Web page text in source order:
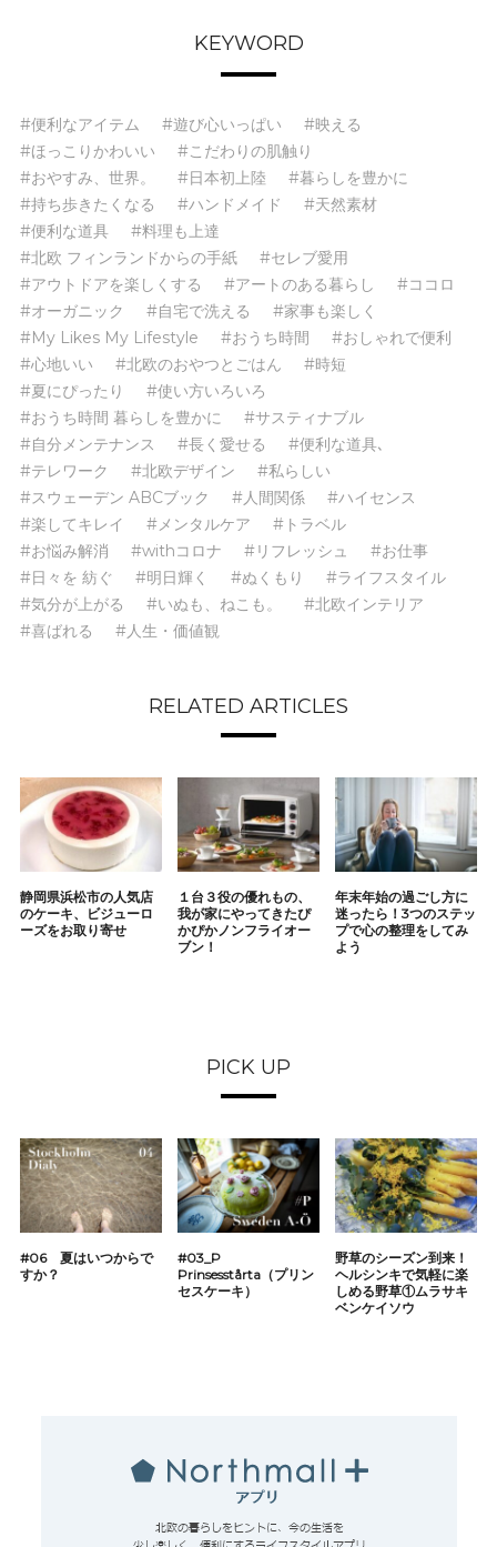
KEYWORD
#便利なアイテム #遊び心いっぱい
#映える
#ほっこりかわいい
#こだわりの肌触り
#おやすみ、世界。
#日本初上陸
#暮らしを豊かに
#持ち歩きたくなる
#ハンドメイド
#天然素材
#便利な道具
#料理も上達
#北欧 フィンランドからの手紙
#セレブ愛用
#アウトドアを楽しくする
#アートのある暮らし
#ココロ
#オーガニック
#自宅で洗える
#家事も楽しく
#My Likes My Lifestyle
#おうち時間
#おしゃれで便利
#心地いい
#北欧のおやつとごはん
#時短
#夏にぴったり
#使い方いろいろ
#おうち時間 暮らしを豊かに
#サスティナブル
#自分メンテナンス
#長く愛せる
#便利な道具､
#テレワーク
#北欧デザイン
#私らしい
#スウェーデン ABCブック
#人間関係
#ハイセンス
#楽してキレイ
#メンタルケア
#トラベル
#お悩み解消
#withコロナ #リフレッシュ
#お仕事
#日々を 紡ぐ
#明日輝く #ぬくもり
#ライフスタイル
#気分が上がる
#いぬも、ねこも。
#北欧インテリア
#喜ばれる
#人生・価値観
RELATED ARTICLES
静岡県浜松市の人気店
のケーキ、ビジューロ
ーズをお取り寄せ
１台３役の優れもの、
我が家にやってきたぴ
かぴかノンフライオー
ブン！
年末年始の過ごし方に
迷ったら！3つのステッ
プで心の整理をしてみ
よう
PICK UP
#06 夏はいつからで
すか？
#03_P
Prinsesstårta（プリン
セスケーキ）
野草のシーズン到来！
ヘルシンキで気軽に楽
しめる野草①ムラサキ
ベンケイソウ